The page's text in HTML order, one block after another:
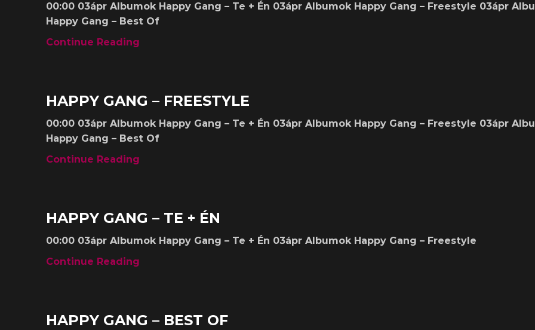
00:00 03ápr Albumok Happy Gang – Te + Én 03ápr Albumok Happy Gang – Freestyle 03ápr
Happy Gang – Best Of
Continue Reading
Albumok
HAPPY GANG – FREESTYLE
00:00 03ápr Albumok Happy Gang – Te + Én 03ápr Albumok Happy Gang – Freestyle 03ápr
Happy Gang – Best Of
Continue Reading
Albumok
HAPPY GANG – TE + ÉN
00:00 03ápr Albumok Happy Gang – Te + Én 03ápr Albumok Happy Gang – Freestyle
Continue Reading
Albumok
HAPPY GANG – BEST OF